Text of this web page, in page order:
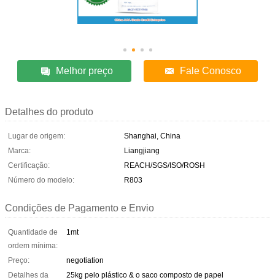
Melhor preço Fale Conosco
Detalhes do produto
Lugar de origem:
Shanghai, China
Marca:
Liangjiang
Certificação:
REACH/SGS/ISO/ROSH
Número do modelo:
R803
Condições de Pagamento e Envio
Quantidade de
ordem mínima:
1mt
Preço:
negotiation
Detalhes da
25kg pelo plástico & o saco composto de papel